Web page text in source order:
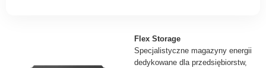
Flex Storage
Specjalistyczne magazyny energii
dedykowane dla przedsiębiorstw,